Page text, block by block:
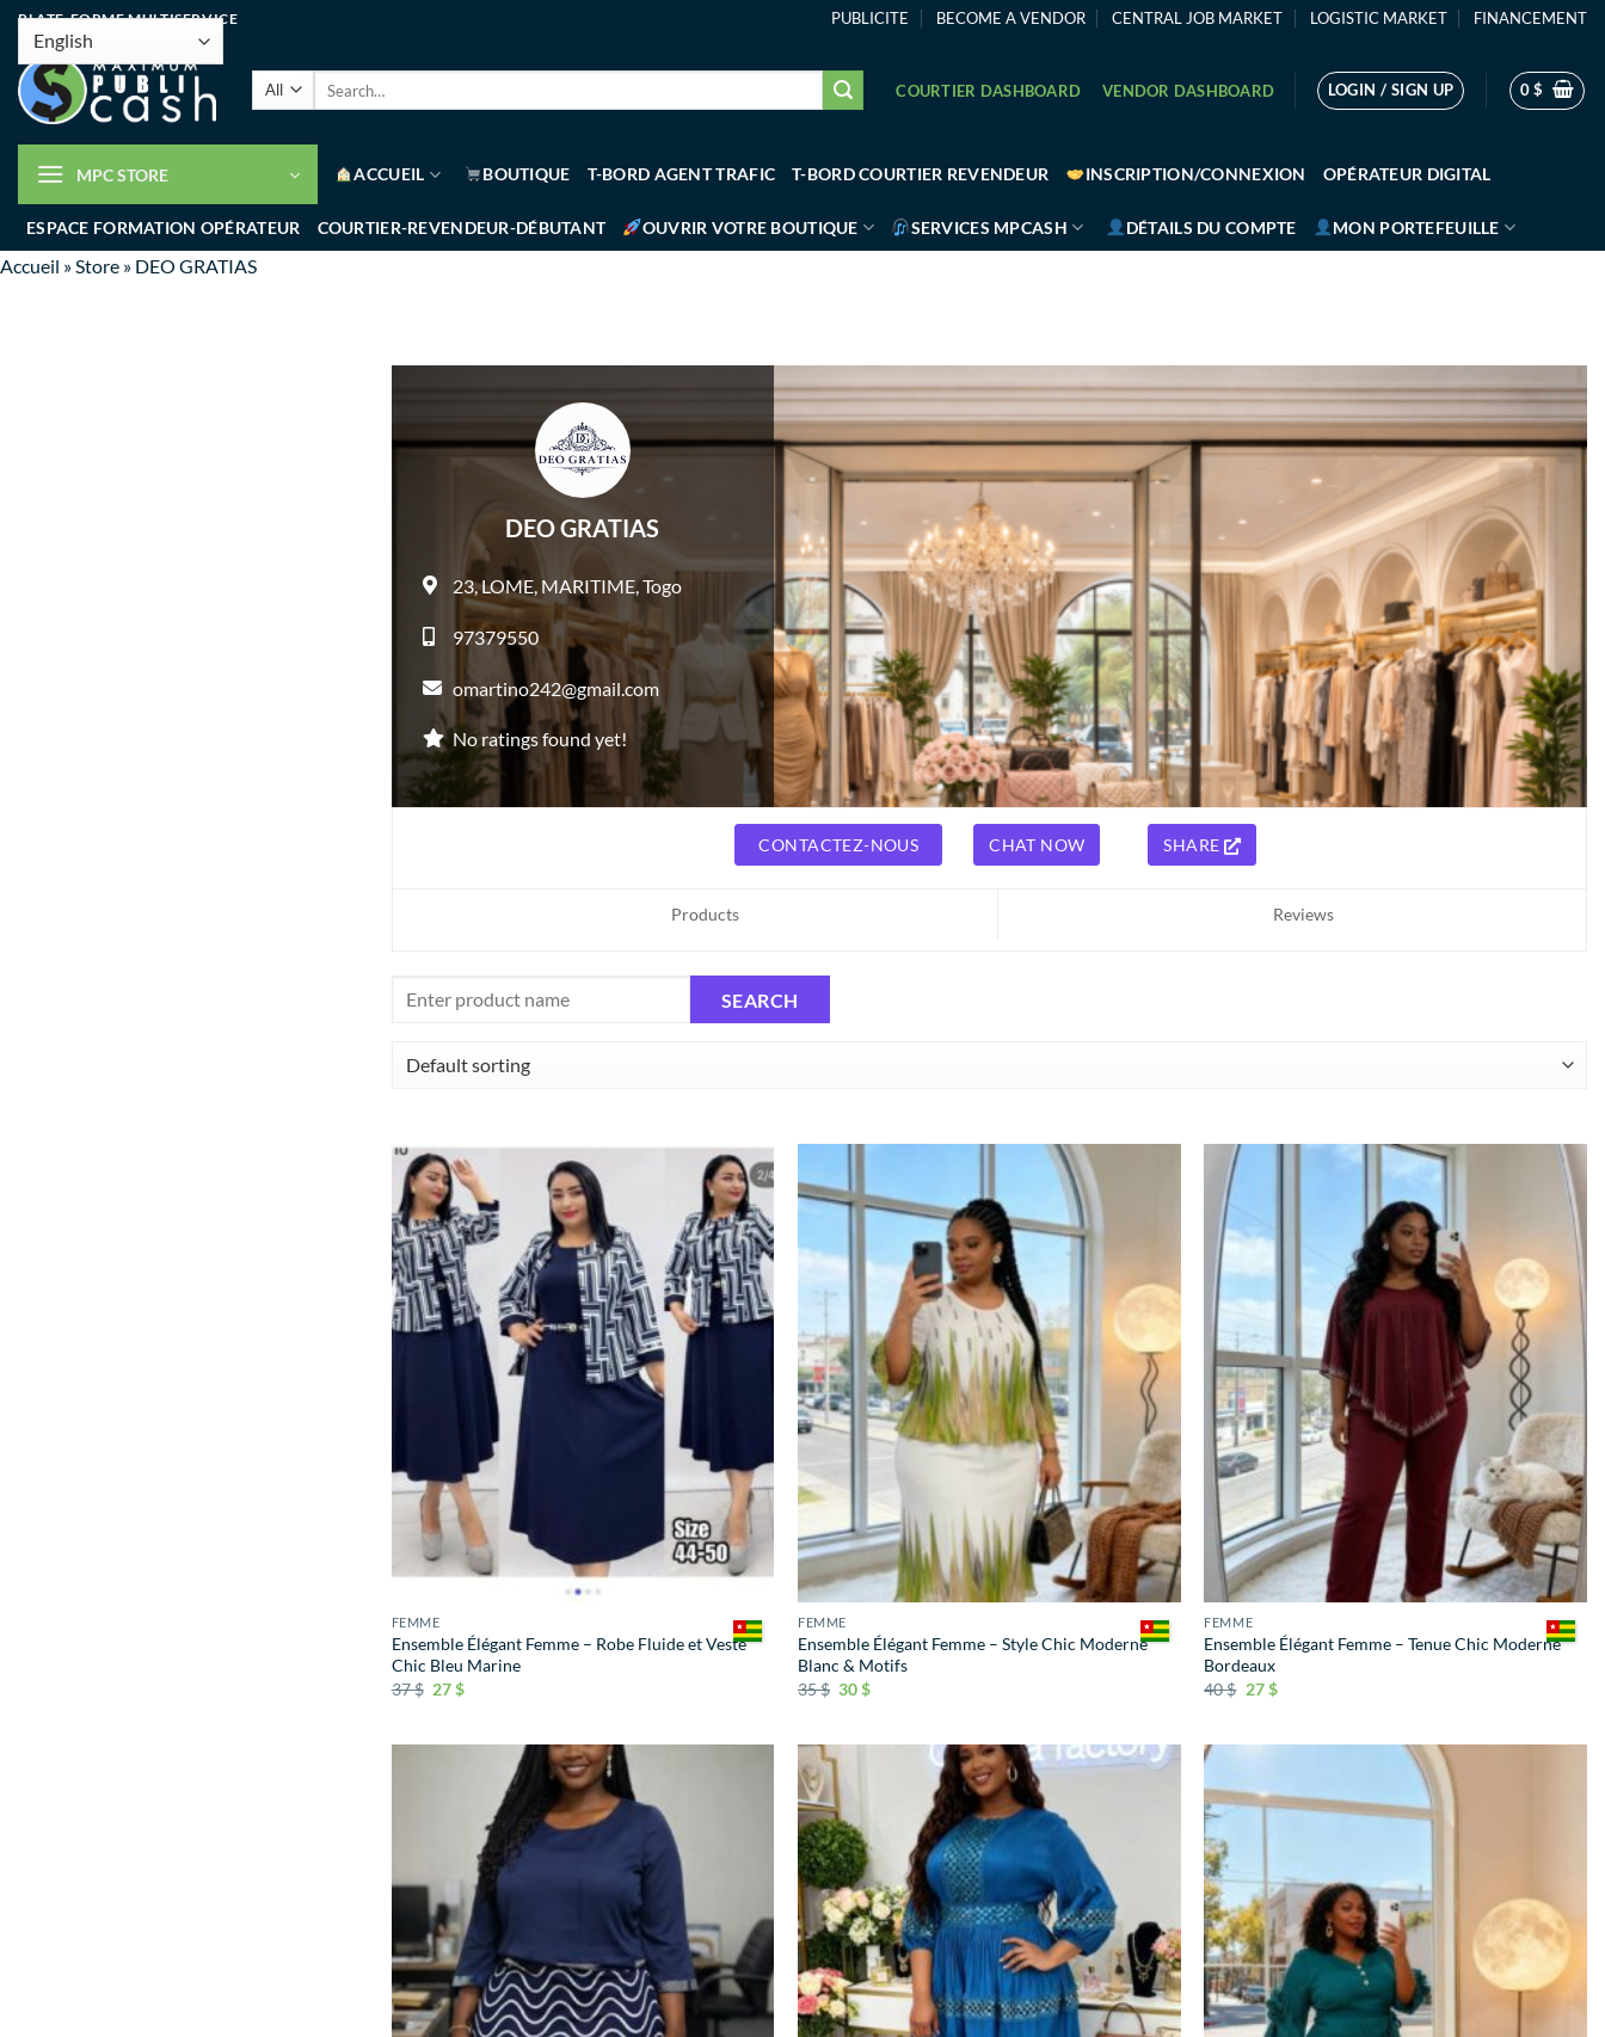
PLATE-FORME MULTISERVICE PUBLICITE BECOME A VENDOR CENTRAL JOB MARKET LOGISTIC MARKET FINANCEMENT
COURTIER DASHBOARD VENDOR DASHBOARD LOGIN / SIGN UP 0$
MPC STORE ACCUEIL BOUTIQUE T-BORD AGENT TRAFIC T-BORD COURTIER REVENDEUR INSCRIPTION/CONNEXION OPÉRATEUR DIGITAL
ESPACE FORMATION OPÉRATEUR COURTIER-REVENDEUR-DÉBUTANT OUVRIR VOTRE BOUTIQUE SERVICES MPCASH DÉTAILS DU COMPTE MON PORTEFEUILLE
Accueil »Store » DEO GRATIAS
DEO GRATIAS
23,LOME, MARITIME,Togo
97379550
omartino242@gmail.com
No ratings found yet!
SHARE
CHAT NOW
CONTACTEZ-NOUS
Products Reviews
FEMME
Ensemble Élégant Femme – Robe Fluide et Veste
Chic Bleu Marine
37$ 27$
FEMME
Ensemble Élégant Femme – Style Chic Moderne
Blanc & Motifs
35$ 30$
FEMME
Ensemble Élégant Femme – Tenue Chic Moderne
Bordeaux
40$ 27$